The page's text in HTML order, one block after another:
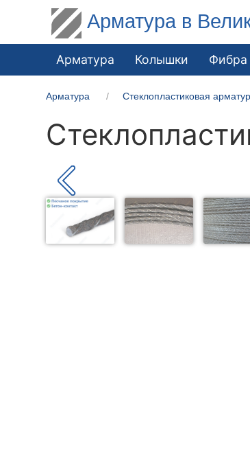
Арматура в
Арматура Колышки Фибра
Арматура Стеклопластиковая